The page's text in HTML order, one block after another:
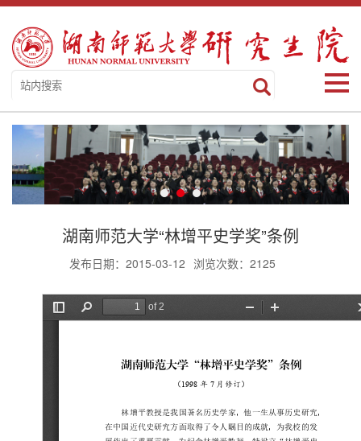
湖南师范大学“林增平史学奖”条例
发布日期：2015-03-12 浏览次数： 2125